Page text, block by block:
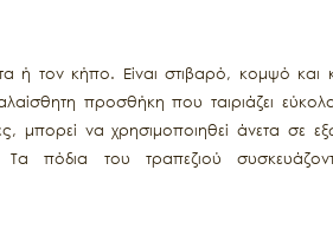
ή τον κήπο. Είναι στιβαρό, κομψό και
προσθήκη που ταιριάζει
μπορεί να χρησιμοποιηθεί άνετα σε
πόδια του τραπεζιού